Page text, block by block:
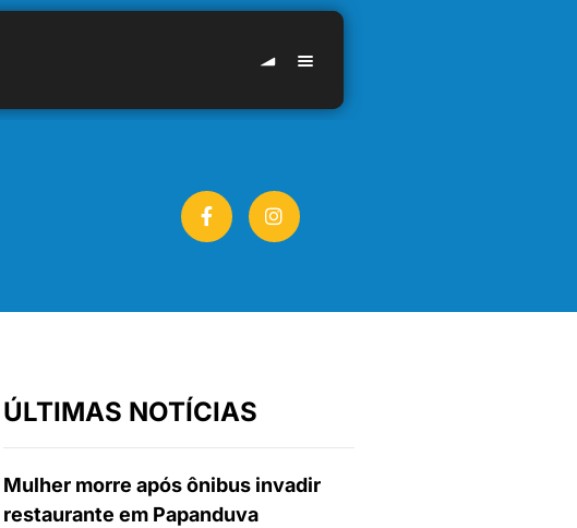
ÚLTIMAS NOTÍCIAS
Mulher morre após ônibus invadir
restaurante em Papanduva